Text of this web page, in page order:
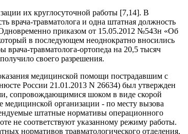
их круглосуточной работы [7,14]. В
врача-травматолога и одна штатная должность
Одновременно приказом от 15.05.2012 №543н «Об
в последующем неоднократно вносились
врача-травматолога-ортопеда на 20,5 тысяч
своего разрешения.
медицинской помощи пострадавшим с
России 21.01.2013 N 26634) был утвержден
сопровождающимися шоком в виде скорой
организации - по месту вызова
штатные нормативы операционного
не соответствуют указанному режиму работы.
нормативов травматологического отделения,